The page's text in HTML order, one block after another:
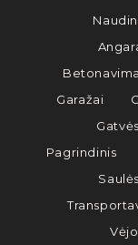
Garažai
Pagrindinis